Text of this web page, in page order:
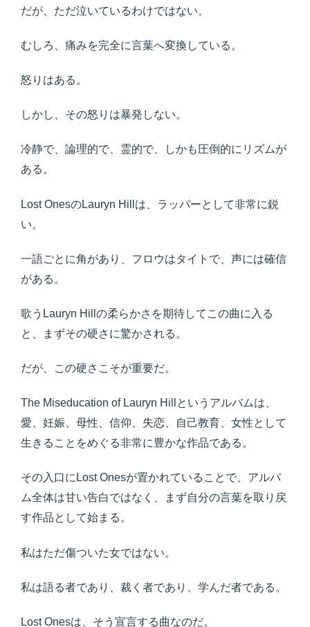
だが、ただ泣いているわけではない。
むしろ、痛みを完全に言葉へ変換している。
怒りはある。
しかし、その怒りは暴発しない。
冷静で、論理的で、霊的で、しかも圧倒的にリズムが
ある。
Lost OnesのLauryn Hillは、ラッパーとして非常に鋭
い。
一語ごとに角があり、フロウはタイトで、声には確信
がある。
歌うLauryn Hillの柔らかさを期待してこの曲に入る
と、まずその硬さに驚かされる。
だが、この硬さこそが重要だ。
The Miseducation of Lauryn Hillというアルバムは、
愛、妊娠、母性、信仰、失恋、自己教育、女性として
生きることをめぐる非常に豊かな作品である。
その入口にLost Onesが置かれていることで、アルバ
ム全体は甘い告白ではなく、まず自分の言葉を取り戻
す作品として始まる。
私はただ傷ついた女ではない。
私は語る者であり、裁く者であり、学んだ者である。
Lost Onesは、そう宣言する曲なのだ。